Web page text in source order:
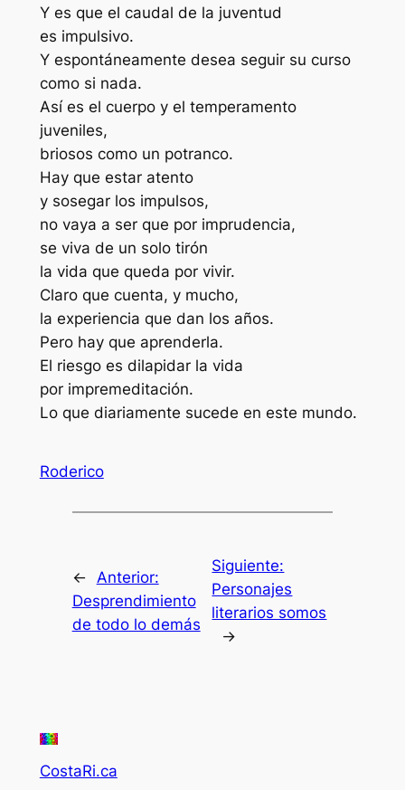
Y es que el caudal de la juventud
es impulsivo.
Y espontáneamente desea seguir su curso
como si nada.
Así es el cuerpo y el temperamento
juveniles,
briosos como un potranco.
Hay que estar atento
y sosegar los impulsos,
no vaya a ser que por imprudencia,
se viva de un solo tirón
la vida que queda por vivir.
Claro que cuenta, y mucho,
la experiencia que dan los años.
Pero hay que aprenderla.
El riesgo es dilapidar la vida
por impremeditación.
Lo que diariamente sucede en este mundo.
Roderico
← Anterior:
Desprendimiento
de todo lo demás
Siguiente:
Personajes
literarios somos
→
CostaRi.ca